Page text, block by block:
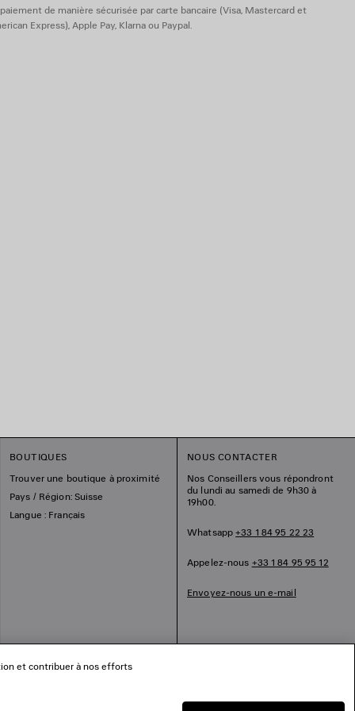
de manière sécurisée par carte bancaire (Visa, Mastercard et
Express), Apple Pay, Klarna ou Paypal.
BOUTIQUES
Trouver une boutique à proximité
Pays / Région: Suisse
Langue : Français
NOUS CONTACTER
Nos Conseillers vous répondront
du lundi au samedi de 9h30 à
19h00.
Whatsapp+33 1 84 95 22 23
Appelez-nous +33 1 84 95 95 12
Envoyez-nous un e-mail
et contribuer à nos efforts